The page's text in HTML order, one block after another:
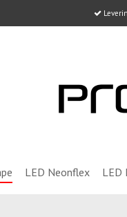
LED Neonflex LED